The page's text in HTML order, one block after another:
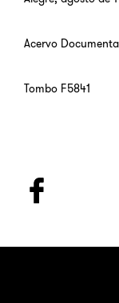
Acervo
Tombo F5841